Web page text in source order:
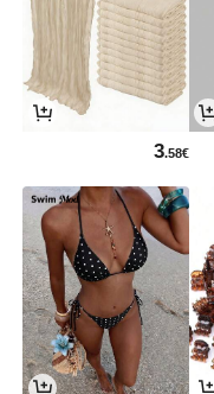
3.58€